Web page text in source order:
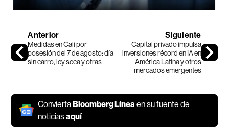
Anterior
Medidas en Cali por
posesión del 7 de agosto: día
sin carro, ley seca y otras
Siguiente
Capital privado impulsa
inversiones récord en IA en
América Latina y otros
mercados emergentes
ConviertaBloomberg Línea en su fuente de
noticiasaquí